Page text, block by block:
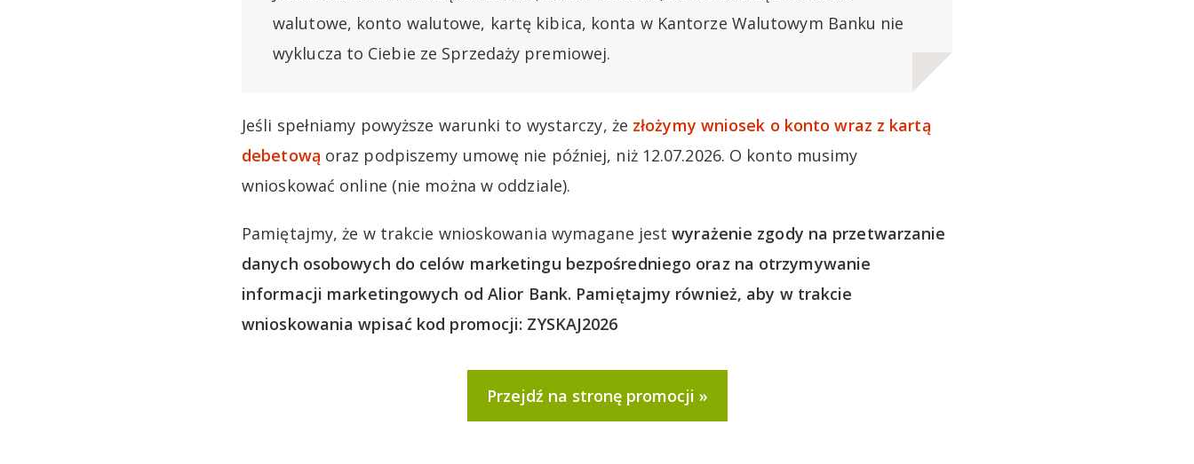
walutowe, konto walutowe, kartę kibica, konta w Kantorze Walutowym Banku nie
wyklucza to Ciebie ze Sprzedaży premiowej.
Jeśli spełniamy powyższe warunki to wystarczy, że złożymy wniosek o konto wraz z kartą
debetową oraz podpiszemy umowę nie później, niż 12.07.2026. O konto musimy
wnioskować online (nie można w oddziale).
Pamiętajmy, że w trakcie wnioskowania wymagane jestwyrażenie zgody na przetwarzanie
danych osobowych do celów marketingu bezpośredniego oraz na otrzymywanie
informacji marketingowych od Alior Bank. Pamiętajmy również, aby w trakcie
wnioskowania wpisać kod promocji: ZYSKAJ2026
Przejdź na stronę promocji